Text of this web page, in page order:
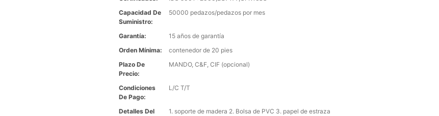
Capacidad De
Suministro:
50000 pedazos/pedazos por mes
Garantía:
15 años de garantía
Orden Mínima:
contenedor de 20 pies
Plazo De
Precio:
MANDO, C&F, CIF (opcional)
Condiciones
De Pago:
L/C T/T
Detalles Del
1. soporte de madera 2. Bolsa de PVC 3. papel de estraza